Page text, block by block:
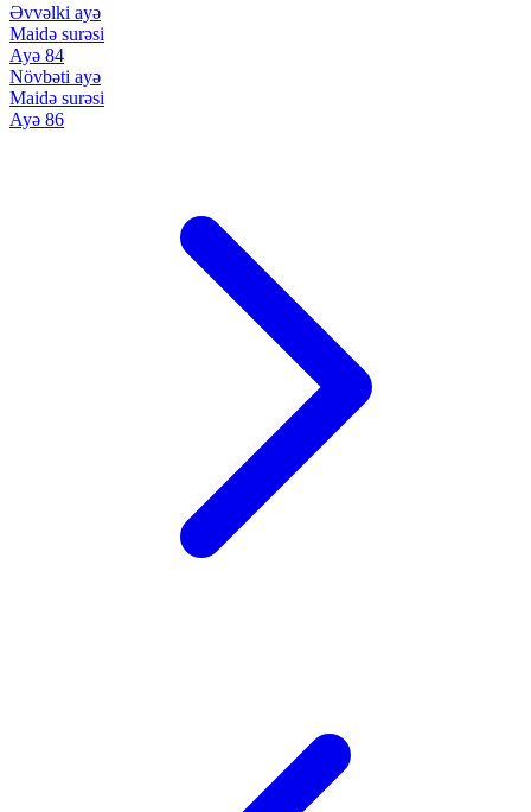
Əvvəlki ayə
Maidə surəsi
Ayə 84
Növbəti ayə
Maidə surəsi
Ayə 86